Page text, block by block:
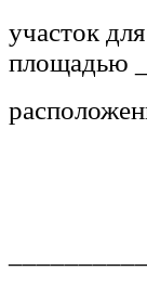
участок
площадью